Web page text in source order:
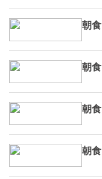
朝食
朝食
朝食
朝食